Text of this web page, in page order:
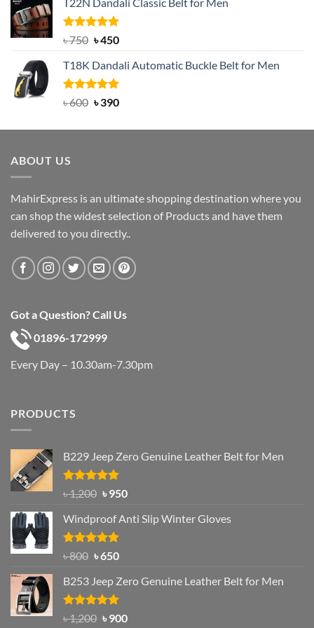
was:
৳ 2,000.
is:
Rated5.00
৳750 Original
was:
৳ 750.
৳450Current
is:
৳ 450.
T18K Dandali Automatic Buckle Belt for Men
Rated5.00
৳600 Original
was:
৳390Current
is:
ABOUT US
MahirExpress is an ultimate shopping destination where you
can shop the widest selection of Products and have them
delivered to you directly..
Got a Question? Call Us
01896-172999
Every Day – 10.30am-7.30pm
PRODUCTS
B229 Jeep Zero Genuine Leather Belt for Men
Rated4.92
out of 5
৳1,200 Original
was:
৳ 1,200.
৳950Current
is:
Windproof Anti Slip Winter Gloves
Rated4.97
৳800 Original
was:
৳ 800.
৳650Current
is:
৳ 650.
B253 Jeep Zero Genuine Leather Belt for Men
Rated5.00
৳1,200 Original
৳900Current